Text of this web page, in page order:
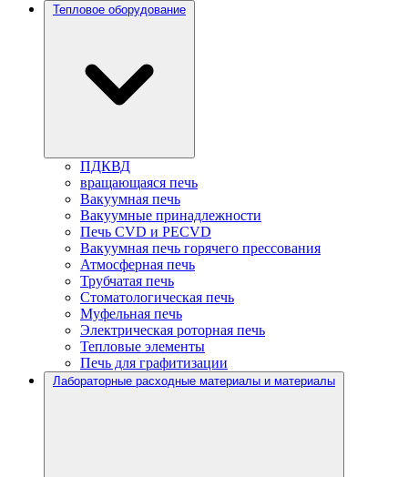
Тепловое оборудование
ПДКВД
вращающаяся печь
Вакуумная печь
Вакуумные принадлежности
Печь CVD и PECVD
Вакуумная печь горячего прессования
Атмосферная печь
Трубчатая печь
Стоматологическая печь
Муфельная печь
Электрическая роторная печь
Тепловые элементы
Печь для графитизации
Лабораторные расходные материалы и материалы